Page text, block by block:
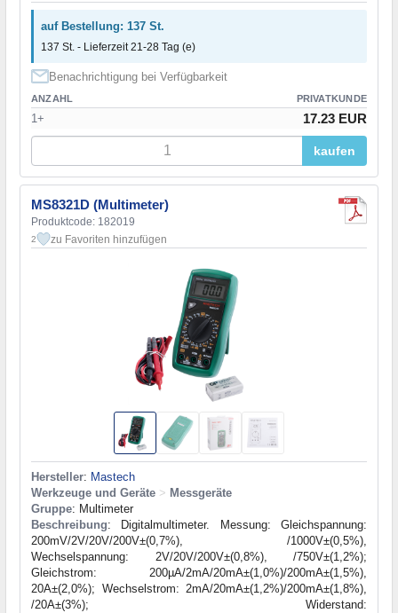
auf Bestellung: 137 St.
137 St. - Lieferzeit 21-28 Tag (e)
Benachrichtigung bei Verfügbarkeit
ANZAHL PRIVATKUNDE
1+ 17.23 EUR
kaufen
MS8321D (Multimeter)
Produktcode: 182019
2 zu Favoriten hinzufügen
Hersteller: Mastech
Werkzeuge und Geräte > Messgeräte
Gruppe: Multimeter
Beschreibung: Digitalmultimeter. Messung: Gleichspannung:
200mV/2V/20V/200V±(0,7%), /1000V±(0,5%),
Wechselspannung: 2V/20V/200V±(0,8%), /750V±(1,2%);
Gleichstrom: 200µA/2mA/20mA±(1,0%)/200mA±(1,5%),
20A±(2,0%); Wechselstrom: 2mA/20mA±(1,2%)/200mA±(1,8%),
/20A±(3%); Widerstand: